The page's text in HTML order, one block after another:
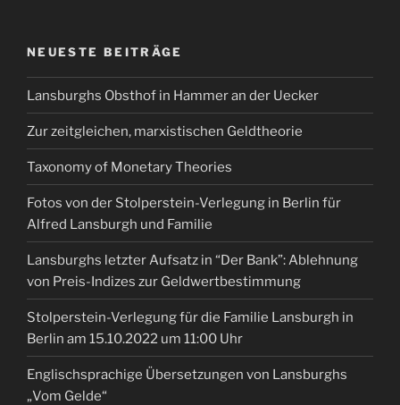
NEUESTE BEITRÄGE
Lansburghs Obsthof in Hammer an der Uecker
Zur zeitgleichen, marxistischen Geldtheorie
Taxonomy of Monetary Theories
Fotos von der Stolperstein-Verlegung in Berlin für
Alfred Lansburgh und Familie
Lansburghs letzter Aufsatz in “Der Bank”: Ablehnung
von Preis-Indizes zur Geldwertbestimmung
Stolperstein-Verlegung für die Familie Lansburgh in
Berlin am 15.10.2022 um 11:00 Uhr
Englischsprachige Übersetzungen von Lansburghs
„Vom Gelde“